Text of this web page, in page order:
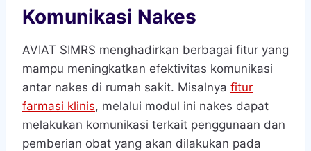
Komunikasi Nakes
AVIAT SIMRS menghadirkan berbagai fitur yang
mampu meningkatkan efektivitas komunikasi
antar nakes di rumah sakit. Misalnya fitur
farmasi klinis, melalui modul ini nakes dapat
melakukan komunikasi terkait penggunaan dan
pemberian obat yang akan dilakukan pada